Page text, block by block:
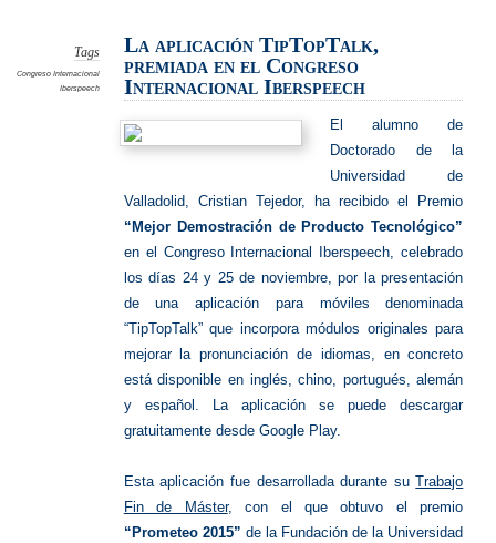
Tags
Congreso Internacional
Iberspeech
La aplicación TipTopTalk,
premiada en el Congreso
Internacional Iberspeech
El alumno de
Doctorado de la
Universidad de
Valladolid, Cristian Tejedor, ha recibido el Premio
“Mejor Demostración de Producto Tecnológico”
en el Congreso Internacional Iberspeech, celebrado
los días 24 y 25 de noviembre, por la presentación
de una aplicación para móviles denominada
“TipTopTalk” que incorpora módulos originales para
mejorar la pronunciación de idiomas, en concreto
está disponible en inglés, chino, portugués, alemán
y español. La aplicación se puede descargar
gratuitamente desde Google Play.
Esta aplicación fue desarrollada durante suTrabajo
Fin de Máster, con el que obtuvo el premio
“Prometeo 2015” de la Fundación de la Universidad